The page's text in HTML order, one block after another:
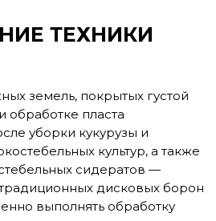
ТЕХНИКИ
земель, покрытых густой
обработке пласта
уборки кукурузы и
культур, а также
сидератов —
дисковых борон
выполнять обработку